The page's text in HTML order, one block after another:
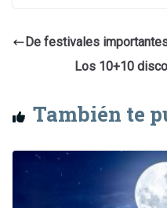
De festivales
Los 10+10
También te